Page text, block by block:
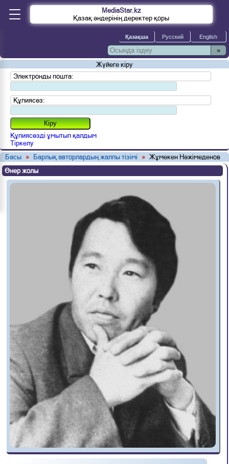
MediaStar.kz
Қазақ әндерінің деректер қоры
»
Жүйеге кіру
Электронды пошта:
Құпиясөз:
Құпиясөзді ұмытып қалдым
Тіркелу
Басы » Барлық авторлардың жалпы тізімі » Жұмекен Нәжімеденов
Өнер жолы